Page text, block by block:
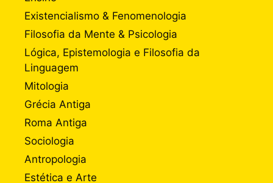
Existencialismo & Fenomenologia
Filosofia da Mente & Psicologia
Lógica, Epistemologia e Filosofia da
Linguagem
Mitologia
Grécia Antiga
Roma Antiga
Sociologia
Antropologia
Estética e Arte